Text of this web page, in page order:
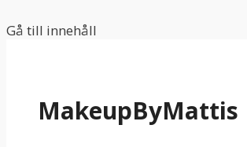
Gå till innehåll
MakeupByMattis